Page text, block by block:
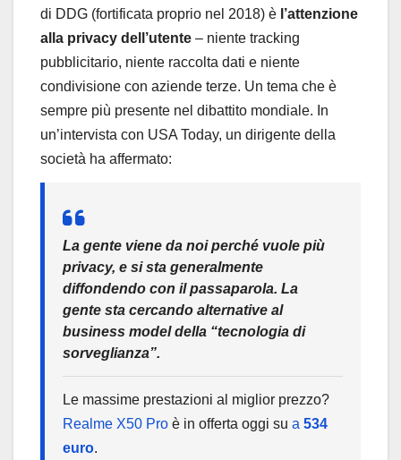
di DDG (fortificata proprio nel 2018) è l’attenzione
alla privacy dell’utente – niente tracking
pubblicitario, niente raccolta dati e niente
condivisione con aziende terze. Un tema che è
sempre più presente nel dibattito mondiale. In
un’intervista con USA Today, un dirigente della
società ha affermato:
La gente viene da noi perché vuole più
privacy, e si sta generalmente
diffondendo con il passaparola. La
gente sta cercando alternative al
business model della “tecnologia di
sorveglianza”.
Le massime prestazioni al miglior prezzo?
Realme X50 Pro è in offerta oggi su a 534
euro.